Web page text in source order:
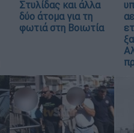
Στυλίδας και άλλα
δύο άτομα για τη
φωτιά στη Βοιωτία